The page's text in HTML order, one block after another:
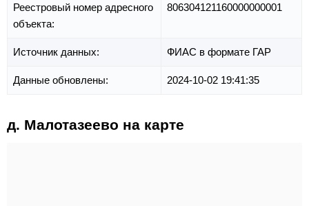
Реестровый номер адресного
объекта:
806304121160000000001
Источник данных: ФИАС в формате ГАР
Данные обновлены: 2024-10-02 19:41:35
д. Малотазеево на карте